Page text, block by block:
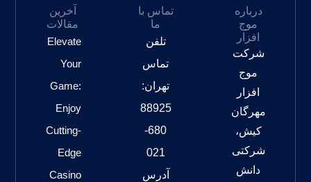
درباره
موج
افزار
شرکت
موج
افزار
مهرگان
کیش،
شرکتی
دانش
تماس با
ما
تلفن
تماس
تهران:
88925
680-
021
آدرس
آخرین
مقالات
Elevate
Your
Game:
Enjoy
Cutting-
Edge
Casino